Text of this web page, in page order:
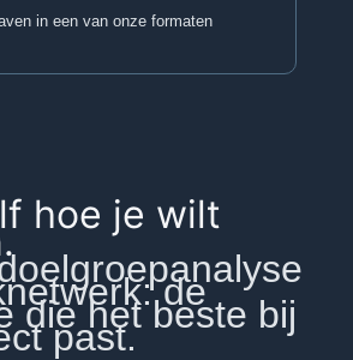
in een van onze formaten
hoe je wilt
de
die het beste bij
past.